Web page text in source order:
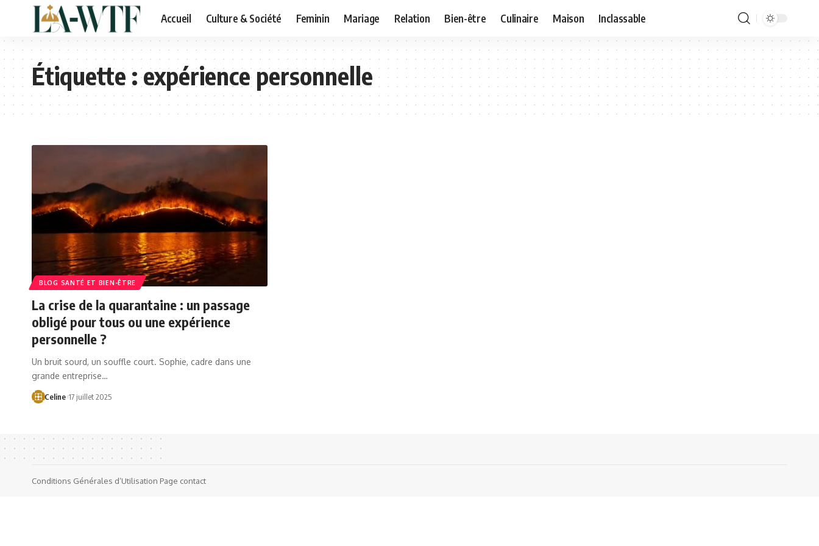
Accueil Culture & Société Feminin Mariage Relation Bien-être Culinaire Maison Inclassable
Étiquette :expérience personnelle
BLOG SANTÉ ET BIEN-ÊTRE
La crise de la quarantaine : un passage
obligé pour tous ou une expérience
personnelle ?
Un bruit sourd, un souffle court. Sophie, cadre dans une
grande entreprise…
Celine 17 juillet 2025
Conditions Générales d’Utilisation Page contact